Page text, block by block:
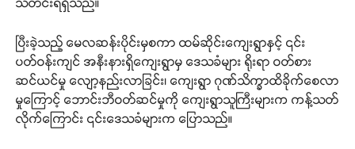
သတင်းရရှိသည်။
ပြီးခဲ့သည့် မေလဆန်းပိုင်းမှစကာ ထမ်ဆိုင်းကျေးရွာနှင့် ၎င်း
ပတ်ဝန်းကျင် အနီးနားရှိကျေးရွာမှ ဒေသခံများ ရိုးရာ ဝတ်စား
ဆင်ယင်မှု လျော့နည်းလာခြင်း၊ ကျေးရွာ ဂုဏ်သိက္ခာထိခိုက်စေလာ
မှုကြောင့် ဘောင်းဘီဝတ်ဆင်မှုကို ကျေးရွာသူကြီးများက ကန့်သတ်
လိုက်ကြောင်း ၎င်းဒေသခံများက ပြောသည်။